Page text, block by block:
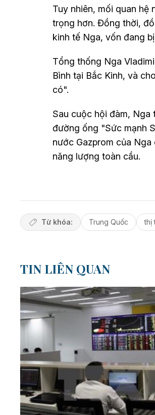
Tuy nhiên, mối quan
trọng hơn. Đồng thời,
kinh tế Nga, vốn đang
Tổng thống Nga
Bình tại Bắc Kinh, và
có".
Sau cuộc hội đàm,
đường ống "Sức mạnh
nước Gazprom của
năng lượng toàn cầu.
Từ khóa: Trung Quốc thị
TIN LIÊN QUAN